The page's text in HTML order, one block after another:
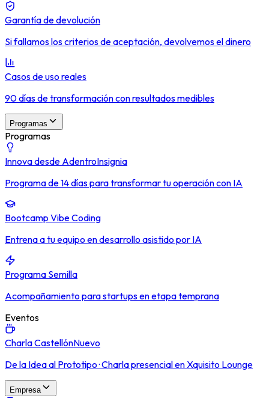
Garantía de devolución
Si fallamos los criterios de aceptación, devolvemos el dinero
Casos de uso reales
90 días de transformación con resultados medibles
Programas
Programas
Innova desde AdentroInsignia
Programa de 14 días para transformar tu operación con IA
Bootcamp Vibe Coding
Entrena a tu equipo en desarrollo asistido por IA
Programa Semilla
Acompañamiento para startups en etapa temprana
Eventos
Charla CastellónNuevo
De la Idea al Prototipo · Charla presencial en Xquisito Lounge
Empresa